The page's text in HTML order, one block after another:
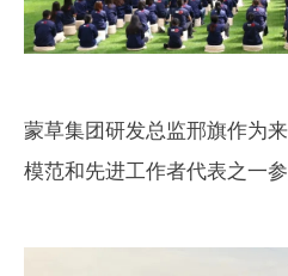
蒙草集团研发总监邢旗作为
模范和先进工作者代表之一参